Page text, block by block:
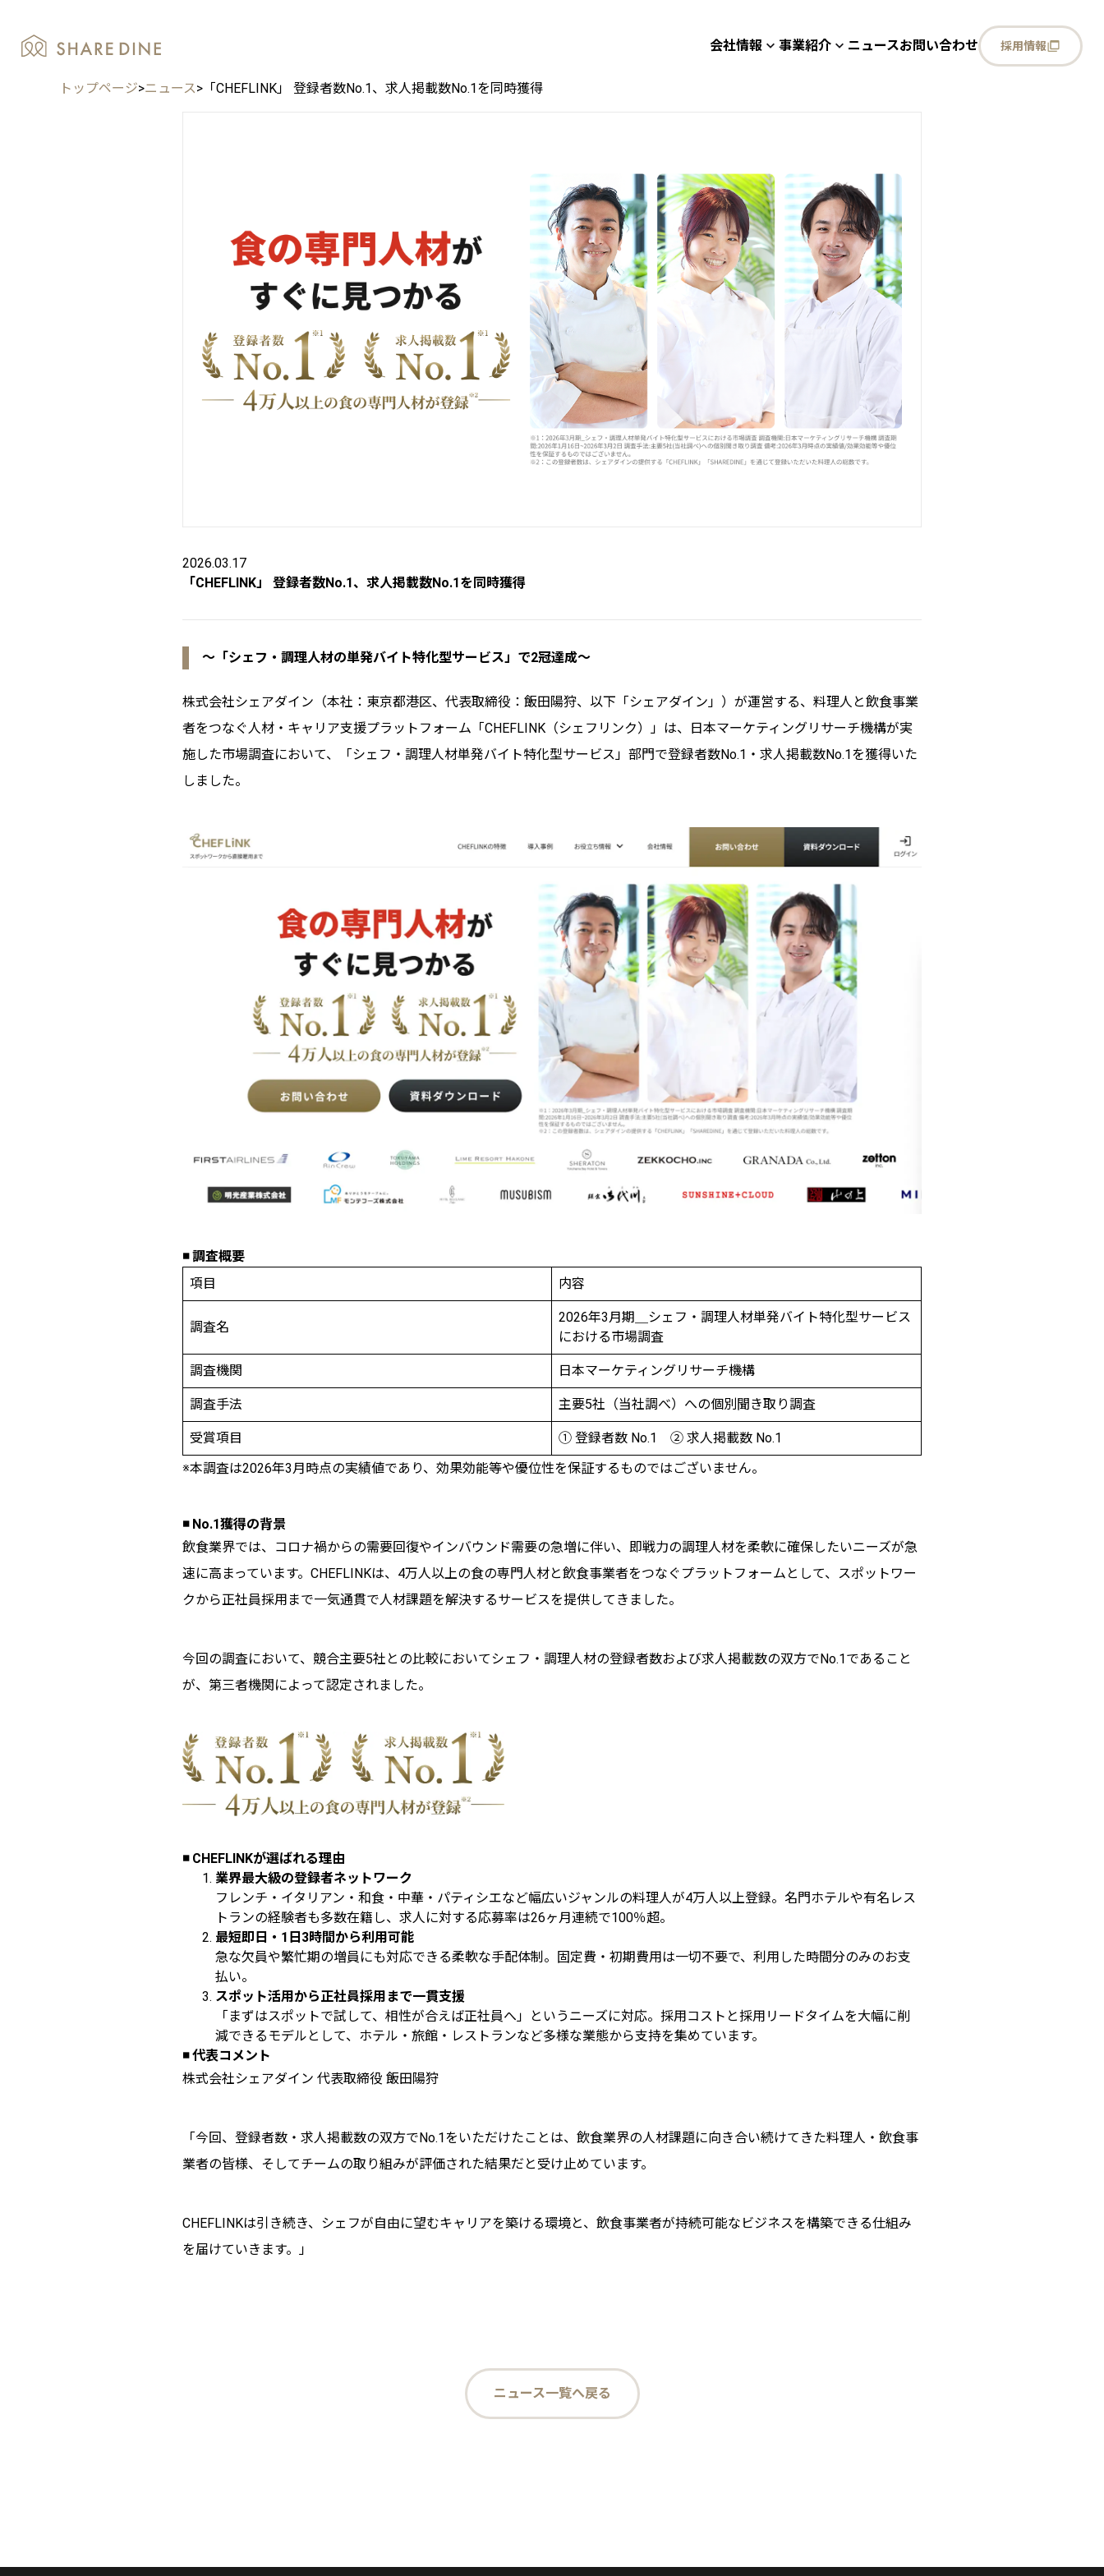
会社情報 事業紹介 ニュースお問い合わせ 採用情報
トップページ>ニュース> 「CHEFLINK」 登録者数No.1、求人掲載数No.1を同時獲得
2026.03.17
「CHEFLINK」 登録者数No.1、求人掲載数No.1を同時獲得
〜「シェフ・調理人材の単発バイト特化型サービス」で2冠達成〜
株式会社シェアダイン（本社：東京都港区、代表取締役：飯田陽狩、以下「シェアダイン」）が運営する、料理人と飲食事業
者をつなぐ人材・キャリア支援プラットフォーム「CHEFLINK（シェフリンク）」は、日本マーケティングリサーチ機構が実
施した市場調査において、「シェフ・調理人材単発バイト特化型サービス」部門で登録者数No.1・求人掲載数No.1を獲得いた
しました。
◾️ 調査概要
項目
内容
調査名
2026年3月期＿シェフ・調理人材単発バイト特化型サービス
における市場調査
調査機関 日本マーケティングリサーチ機構
調査手法 主要5社（当社調べ）への個別聞き取り調査
受賞項目
① 登録者数 No.1 ② 求人掲載数 No.1
※本調査は2026年3月時点の実績値であり、効果効能等や優位性を保証するものではございません。
◾️ No.1獲得の背景
飲食業界では、コロナ禍からの需要回復やインバウンド需要の急増に伴い、即戦力の調理人材を柔軟に確保したいニーズが急
速に高まっています。CHEFLINKは、4万人以上の食の専門人材と飲食事業者をつなぐプラットフォームとして、スポットワー
クから正社員採用まで一気通貫で人材課題を解決するサービスを提供してきました。
今回の調査において、競合主要5社との比較においてシェフ・調理人材の登録者数および求人掲載数の双方でNo.1であること
が、第三者機関によって認定されました。
◾️ CHEFLINKが選ばれる理由
業界最大級の登録者ネットワーク
フレンチ・イタリアン・和食・中華・パティシエなど幅広いジャンルの料理人が4万人以上登録。名門ホテルや有名レス
トランの経験者も多数在籍し、求人に対する応募率は26ヶ月連続で100％超。
最短即日・1日3時間から利用可能
急な欠員や繁忙期の増員にも対応できる柔軟な手配体制。固定費・初期費用は一切不要で、利用した時間分のみのお支
払い。
スポット活用から正社員採用まで一貫支援
「まずはスポットで試して、相性が合えば正社員へ」というニーズに対応。採用コストと採用リードタイムを大幅に削
減できるモデルとして、ホテル・旅館・レストランなど多様な業態から支持を集めています。
◾️ 代表コメント
株式会社シェアダイン 代表取締役 飯田陽狩
「今回、登録者数・求人掲載数の双方でNo.1をいただけたことは、飲食業界の人材課題に向き合い続けてきた料理人・飲食事
業者の皆様、そしてチームの取り組みが評価された結果だと受け止めています。
CHEFLINKは引き続き、シェフが自由に望むキャリアを築ける環境と、飲食事業者が持続可能なビジネスを構築できる仕組み
を届けていきます。」
ニュース一覧へ戻る